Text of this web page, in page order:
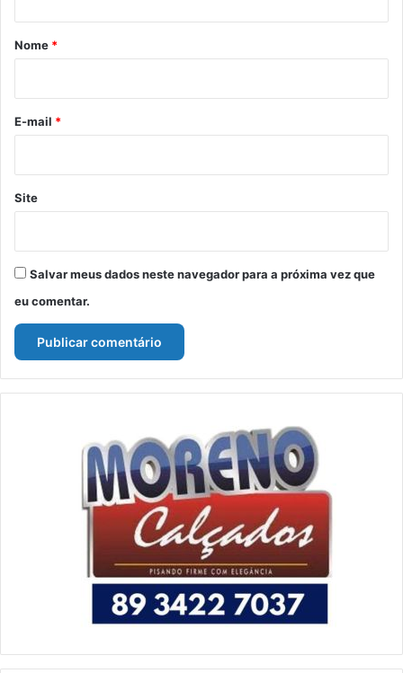
r
*
Nome *
E-mail *
Site
Salvar meus dados neste navegador para a próxima vez que
eu comentar.